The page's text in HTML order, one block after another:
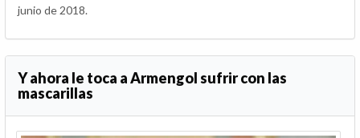
junio de 2018.
Y ahora le toca a Armengol sufrir con las
mascarillas